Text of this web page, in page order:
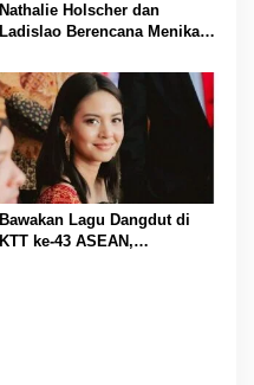
Nathalie Holscher dan
Ladislao Berencana Menikah
Bawakan Lagu Dangdut di
KTT ke-43 ASEAN,